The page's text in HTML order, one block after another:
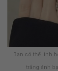
Bạn có thể linh
trắng ánh